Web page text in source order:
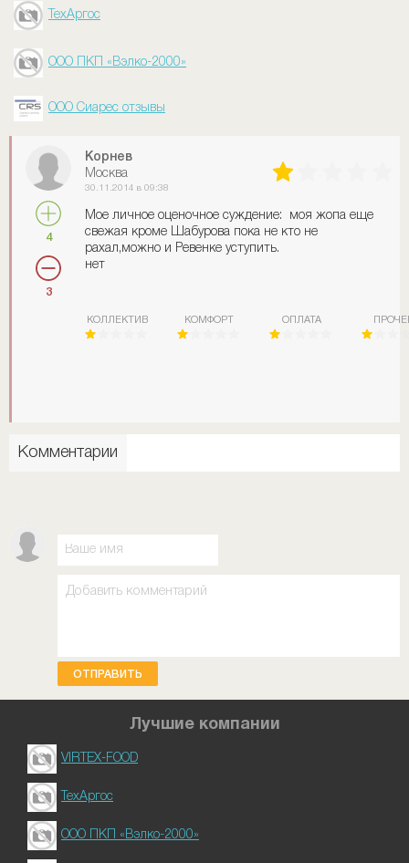
ТехАргос
ООО ПКП «Вэлко-2000»
ООО Сиарес отзывы
4
3
Корнев
Москва
30.11.2014 в 09:38
Мое личное оценочное суждение: моя жопа еще
свежая кроме Шабурова пока не кто не
рахал,можно и Ревенке уступить.
нет
КОЛЛЕКТИВ КОМФОРТ ОПЛАТА
Комментарии
ОТПРАВИТЬ
Лучшие компании
VIRTEX-FOOD
ТехАргос
ООО ПКП «Вэлко-2000»